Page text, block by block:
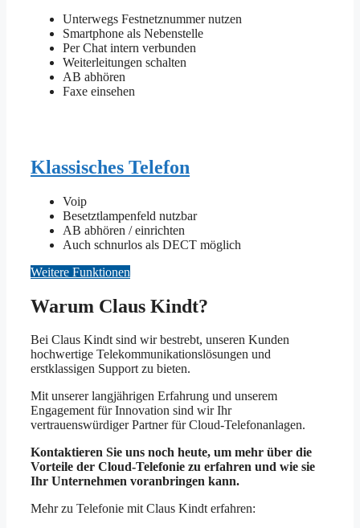
Unterwegs Festnetznummer nutzen
Smartphone als Nebenstelle
Per Chat intern verbunden
Weiterleitungen schalten
AB abhören
Faxe einsehen
Klassisches Telefon
Voip
Besetztlampenfeld nutzbar
AB abhören / einrichten
Auch schnurlos als DECT möglich
Weitere Funktionen
Warum Claus Kindt?
Bei Claus Kindt sind wir bestrebt, unseren Kunden
hochwertige Telekommunikationslösungen und
erstklassigen Support zu bieten.
Mit unserer langjährigen Erfahrung und unserem
Engagement für Innovation sind wir Ihr
vertrauenswürdiger Partner für Cloud-Telefonanlagen.
Kontaktieren Sie uns noch heute, um mehr über die
Vorteile der Cloud-Telefonie zu erfahren und wie sie
Ihr Unternehmen voranbringen kann.
Mehr zu Telefonie mit Claus Kindt erfahren: